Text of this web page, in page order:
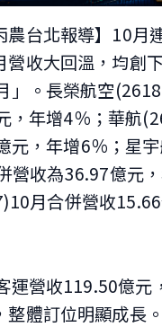
農台北報導】10月
營收大回溫，均創
」。長榮航空
，年增4％；華航
元，年增6％；星
營收為36.97億元
月合併營收
運營收119.50億元
整體訂位明顯成長